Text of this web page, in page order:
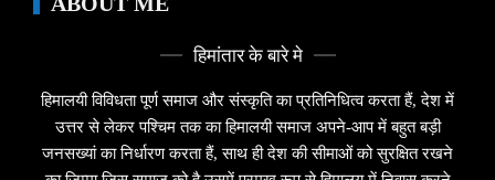
हिमांतार के बारे मे
हिमालयी विविधता पूर्ण समाज और संस्कृति का प्रतिनिधित्व करता हैं, देश में
उत्तर से लेकर पश्चिम तक का हिमालयी समाज अपने-आप में बहुत बड़ी
जनसख्यां का निर्धारण करता हैं, साथ ही देश की सीमाओं को सुरक्षित रखने